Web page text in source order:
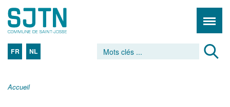
FR NL
Accueil